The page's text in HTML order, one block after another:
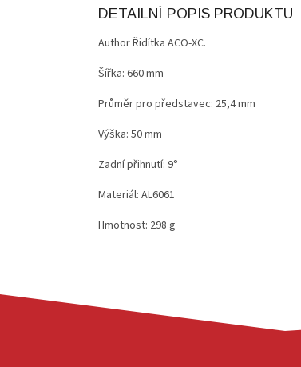
DETAILNÍ POPIS PRODUKTU
Author Řidítka ACO-XC.
Šířka: 660 mm
Průměr pro představec: 25,4 mm
Výška: 50 mm
Zadní přihnutí: 9°
Materiál: AL6061
Hmotnost: 298 g